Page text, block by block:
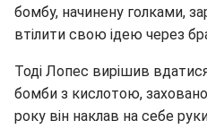
бомбу, начинену голками,
втілити свою ідею через
Тоді Лопес вирішив
бомби з кислотою,
року він наклав на себе